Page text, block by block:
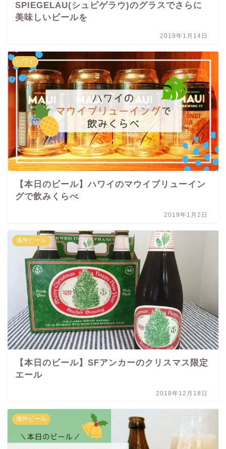
SPIEGELAU(シュピゲラウ)のグラスでさらに
美味しいビールを
2019年1月14日
ハワイ
【本日のビール】ハワイのマウイブリューイン
グで飲みくらべ
2019年1月2日
海外ビール
【本日のビール】SFアンカーのクリスマス限定
エール
2018年12月18日
海外ビール